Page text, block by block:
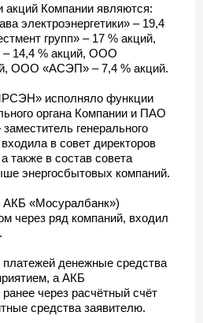
Компании являются:
электроэнергетики» – 19,4
групп» – 17 % акций,
14,4 % акций, ООО
ООО «АСЭП» – 7,4 % акций.
исполняло функции
органа Компании и ПАО
генерального
в совет директоров
в состав совета
энергосбытовых компаний.
«Мосуралбанк»)
через ряд компаний, входил
платежей денежные средства
а АКБ
через расчётный счёт
средства заявителю.